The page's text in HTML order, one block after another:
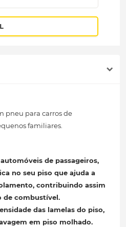
pneu para carros de
familiares.
de passageiros,
no seu piso que ajuda a
contribuindo assim
de combustível.
das lamelas do piso,
em piso molhado.